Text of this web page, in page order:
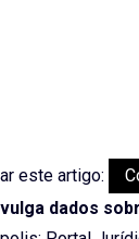
este artigo:
dados